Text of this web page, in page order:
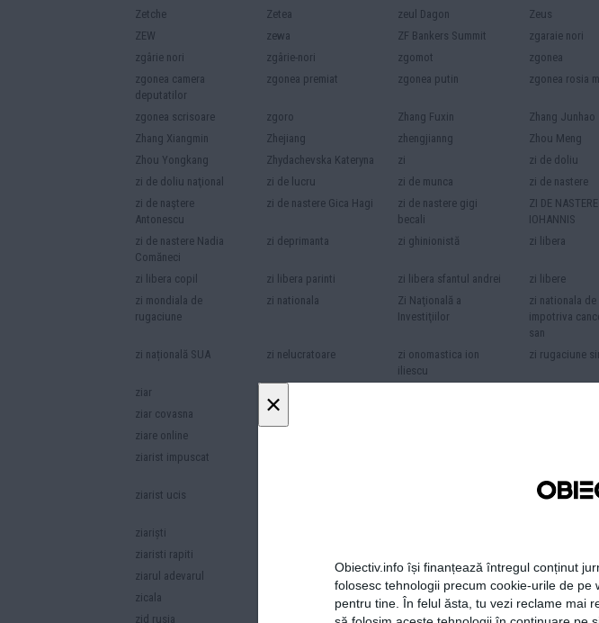
×
Obiectiv.info își finanțează întregul conținut
folosesc tehnologii precum cookie-urile de
pentru tine. În felul ăsta, tu vezi reclame mai
Zetche
Zetea zeul Dagon
Zeus
ZEW
zewa ZF Bankers Summit
zgaraie nori
zgârie nori
zgârie-nori zgomot
zgonea
zgonea camera
deputatilor
zgonea premiat zgonea putin zgonea rosia
zgonea scrisoare zgoro Zhang Fuxin
Zhang Junhao
Zhang Xiangmin
Zhejiang zhengjianng
Zhou Meng
Zhou Yongkang
Zhydachevska Kateryna zi
zi de doliu
zi de doliu naţional
zi de lucru zi de munca
zi de nastere
zi de naştere
Antonescu
zi de nastere Gica Hagi
zi de nastere gigi
becali
ZI DE
IOHANNIS
zi de nastere Nadia
Comăneci
zi deprimanta zi ghinionistă zi libera
zi libera copil zi libera parinti zi libera sfantul andrei
zi libere
zi mondiala de
rugaciune
zi nationala
Zi Naţională a
Investiţiilor
zi nationala
impotriva
san
zi națională SUA
zi nelucratoare
zi onomastica ion
iliescu
zi rugaciune
ziar
ziar covasna
ziar teleormanul
ziare online
ziarist impuscat
ziarist ucis
ziarista
ziariști
ziaristi rapiti
ziarul adevarul
Ziarul Financiar Ziarul Lumina
ziarul romania
zicala
zid de securitate
zid imigranti
zid rusia
zid turcia
zid ucraina